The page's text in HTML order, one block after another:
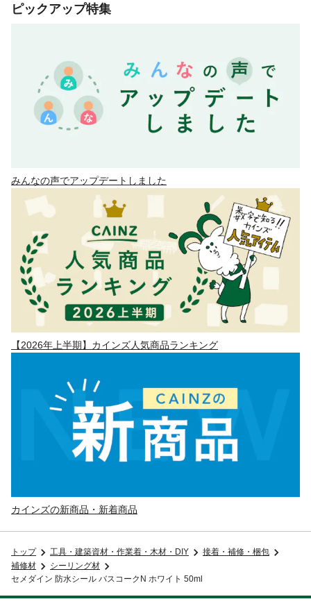
ピックアップ特集
みんなの声でアップデートしました
【2026年上半期】カインズ人気商品ランキング
カインズの新商品・新着商品
トップ 工具・建築資材・作業着・木材・DIY
接着・補修・梱包
補修材
シーリング材
セメダイン 防水シール バスコークN ホワイト 50ml